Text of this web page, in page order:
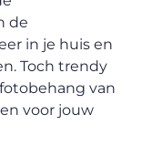
de
in je huis en
Toch trendy
van
voor jouw